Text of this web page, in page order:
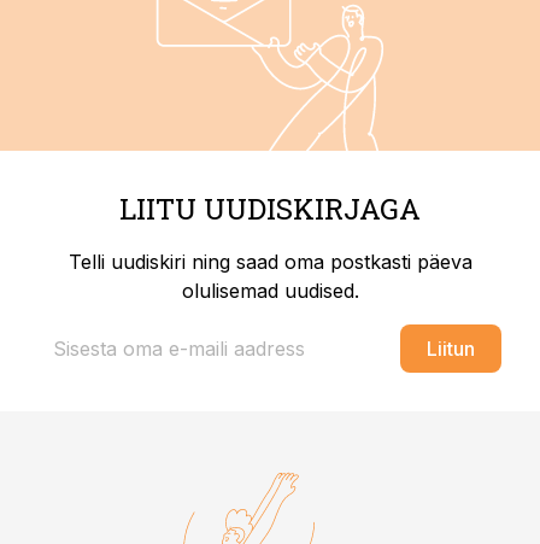
LIITU UUDISKIRJAGA
Telli uudiskiri ning saad oma postkasti päeva
olulisemad uudised.
Liitun